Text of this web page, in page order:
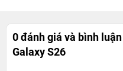
0 đánh giá và bình luận
Galaxy S26